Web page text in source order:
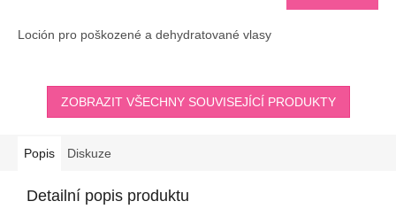
zLoción pro poškozené a dehydratované vlasy
ZOBRAZIT VŠECHNY SOUVISEJÍCÍ PRODUKTY
Popis Diskuze
Detailní popis produktu